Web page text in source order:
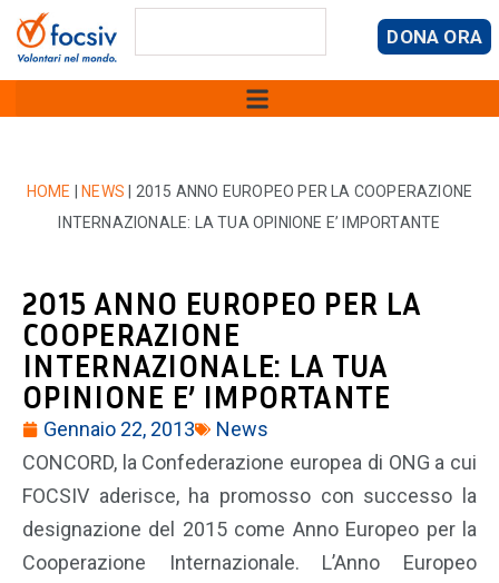
DONA ORA
HOME NEWS
2015 ANNO EUROPEO PER LA COOPERAZIONE
INTERNAZIONALE: LA TUA OPINIONE E’ IMPORTANTE
2015 ANNO EUROPEO PER LA
COOPERAZIONE
INTERNAZIONALE: LA TUA
OPINIONE E’ IMPORTANTE
Gennaio 22, 2013
News
CONCORD, la Confederazione europea di ONG a cui
FOCSIV aderisce, ha promosso con successo la
designazione del 2015 come Anno Europeo per la
Cooperazione Internazionale. L’Anno Europeo